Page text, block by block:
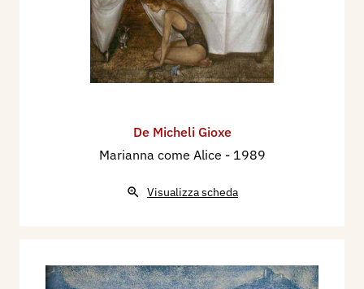
De Micheli Gioxe
Marianna come Alice - 1989
Visualizza scheda